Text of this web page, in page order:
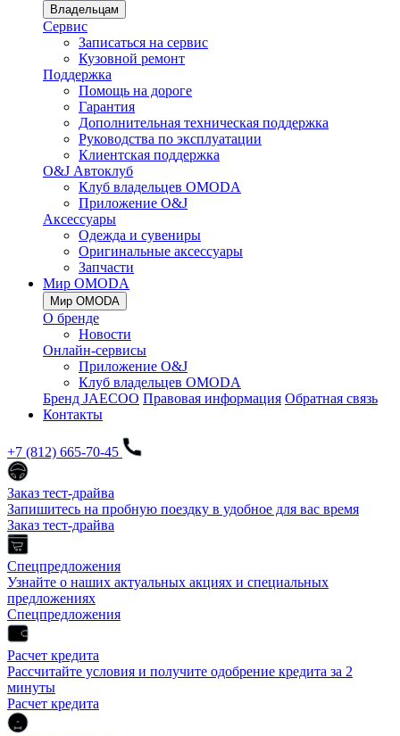
Владельцам
Сервис
Записаться на сервис
Кузовной ремонт
Поддержка
Помощь на дороге
Гарантия
Дополнительная техническая поддержка
Руководства по эксплуатации
Клиентская поддержка
O&J Автоклуб
Клуб владельцев OMODA
Приложение O&J
Аксессуары
Одежда и сувениры
Оригинальные аксессуары
Запчасти
Мир OMODA
Мир OMODA
О бренде
Новости
Онлайн-сервисы
Приложение O&J
Клуб владельцев OMODA
Бренд JAECOO Правовая информация Обратная связь
Контакты
+7 (812) 665-70-45
Заказ тест-драйва
Запишитесь на пробную поездку в удобное для вас время
Заказ тест-драйва
Спецпредложения
Узнайте о наших актуальных акциях и специальных
предложениях
Спецпредложения
Расчет кредита
Рассчитайте условия и получите одобрение кредита за 2
минуты
Расчет кредита